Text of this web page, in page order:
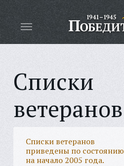
Списки
ветеранов
Списки ветеранов
приведены по состоянию
на начало 2005 года.